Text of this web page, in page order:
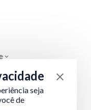
seja
de